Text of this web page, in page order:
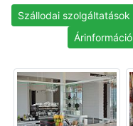
Szállodai szolgáltatások
Árinformáció